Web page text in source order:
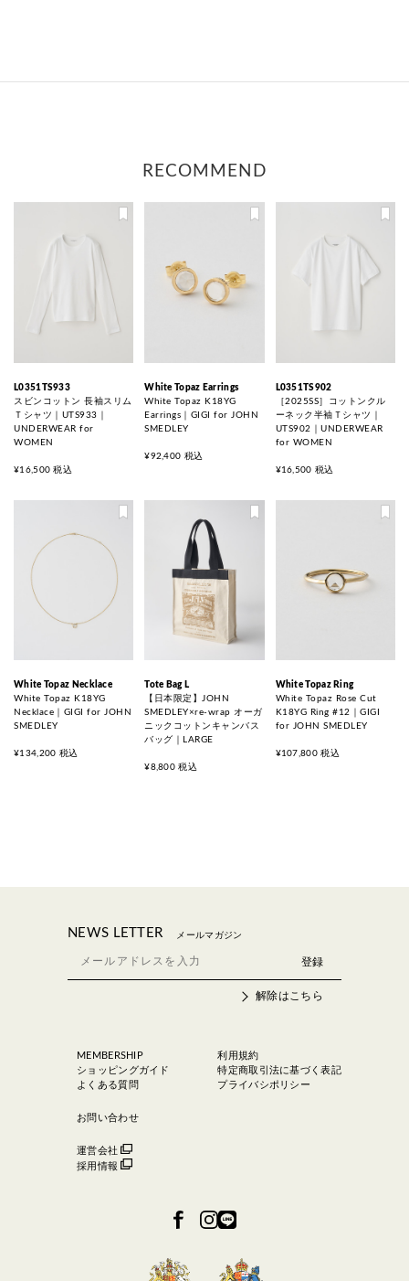
RECOMMEND
L0351TS933
スビンコットン 長袖スリム
Ｔシャツ｜UTS933｜
UNDERWEAR for
WOMEN
¥16,500 税込
White Topaz Earrings
White Topaz K18YG
Earrings｜GIGI for JOHN
SMEDLEY
¥92,400 税込
L0351TS902
［2025SS］コットンクル
ーネック半袖Ｔシャツ｜
UTS902｜UNDERWEAR
for WOMEN
¥16,500 税込
White Topaz Necklace
White Topaz K18YG
Necklace｜GIGI for JOHN
SMEDLEY
¥134,200 税込
Tote Bag L
【日本限定】JOHN
SMEDLEY×re-wrap オーガ
ニックコットンキャンバス
バッグ｜LARGE
¥8,800 税込
White Topaz Ring
White Topaz Rose Cut
K18YG Ring #12｜GIGI
for JOHN SMEDLEY
¥107,800 税込
NEWS LETTER メールマガジン
解除はこちら
MEMBERSHIP
ショッピングガイド
よくある質問
お問い合わせ
運営会社
採用情報
利用規約
特定商取引法に基づく表記
プライバシポリシー